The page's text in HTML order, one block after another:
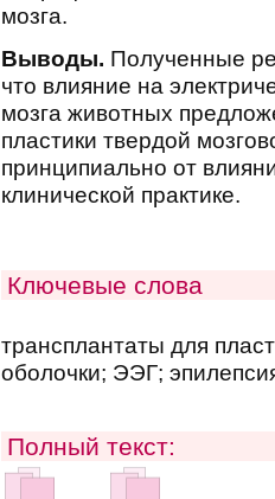
мозга.
Выводы. Полученные
что влияние на
мозга животных
пластики твердой
принципиально от
клинической практике.
Ключевые слова
трансплантаты для
оболочки; ЭЭГ;
Полный текст: